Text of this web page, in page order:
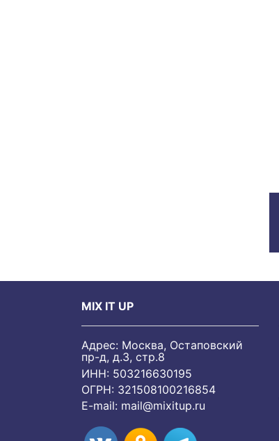
MIX IT UP
Адрес: Москва, Остаповский
пр-д, д.3, стр.8
ИНН: 503216630195
ОГРН: 321508100216854
E-mail: mail@mixitup.ru